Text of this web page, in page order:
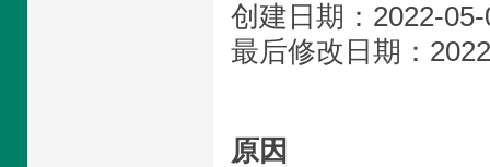
创建日期：2022-05-
最后修改日期：
原因